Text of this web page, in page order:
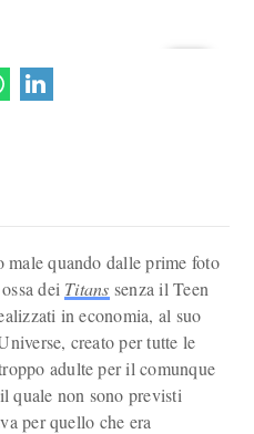
quando dalle prime foto
dei Titans senza il Teen
in economia, al suo
creato per tutte le
adulte per il comunque
quale non sono previsti
per quello che era